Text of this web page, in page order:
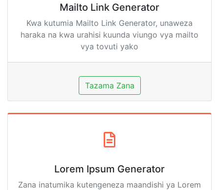
Mailto Link Generator
Kwa kutumia Mailto Link Generator, unaweza
haraka na kwa urahisi kuunda viungo vya mailto
vya tovuti yako
Tazama Zana
Lorem Ipsum Generator
Zana inatumika kutengeneza maandishi ya Lorem